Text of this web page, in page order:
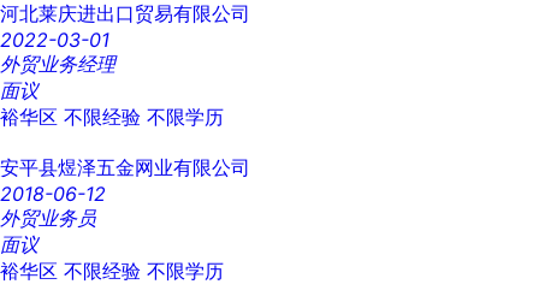
河北莱庆进出口贸易有限公司
2022-03-01
外贸业务经理
面议
裕华区 不限经验 不限学历
安平县煜泽五金网业有限公司
2018-06-12
外贸业务员
面议
裕华区 不限经验 不限学历